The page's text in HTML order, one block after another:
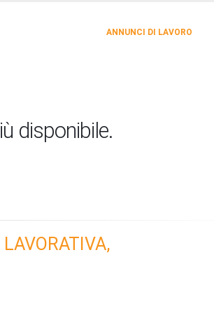
ANNUNCI DI LAVORO
disponibile.